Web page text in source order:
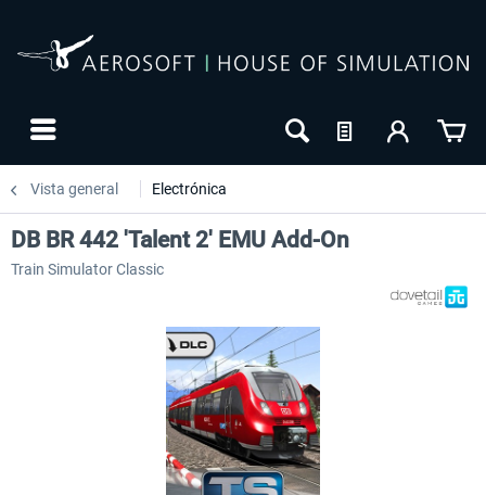
Vista general Electrónica
DB BR 442 'Talent 2' EMU Add-On
Train Simulator Classic